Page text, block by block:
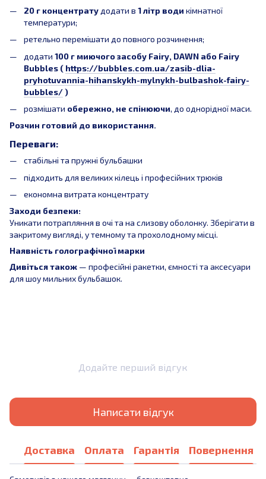
20 г концентрату додати в 1 літр води кімнатної
температури;
ретельно перемішати до повного розчинення;
додати 100 г миючого засобу Fairy, DAWN або Fairy
Bubbles ( https://bubbles.com.ua/zasib-dlia-
pryhotuvannia-hihanskykh-mylnykh-bulbashok-fairy-
bubbles/)
розмішати обережно, не спінюючи, до однорідної маси.
Розчин готовий до використання.
Переваги:
стабільні та пружні бульбашки
підходить для великих кілець і професійних трюків
економна витрата концентрату
Заходи безпеки:
Уникати потрапляння в очі та на слизову оболонку. Зберігати в
закритому вигляді, у темному та прохолодному місці.
Наявність голографічної марки
Дивіться також — професійні ракетки, ємності та аксесуари
для шоу мильних бульбашок.
Додайте перший відгук
Написати відгук
Доставка Оплата Гарантія Повернення